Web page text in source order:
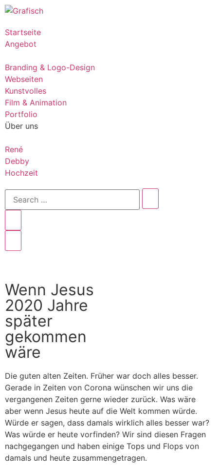
Startseite
Angebot
Branding & Logo-Design
Webseiten
Kunstvolles
Film & Animation
Portfolio
Über uns
René
Debby
Hochzeit
Wenn Jesus
2020 Jahre
später
gekommen
wäre
Die guten alten Zeiten. Früher war doch alles besser.
Gerade in Zeiten von Corona wünschen wir uns die
vergangenen Zeiten gerne wieder zurück. Was wäre
aber wenn Jesus heute auf die Welt kommen würde.
Würde er sagen, dass damals wirklich alles besser war?
Was würde er heute vorfinden? Wir sind diesen Fragen
nachgegangen und haben einige Tops und Flops von
damals und heute zusammengetragen.